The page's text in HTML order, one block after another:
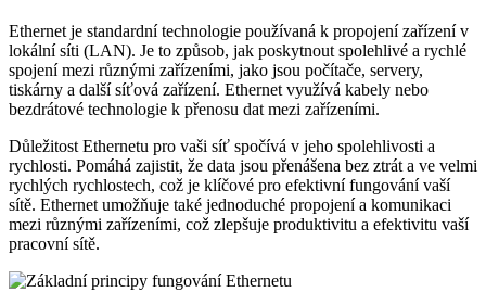
Ethernet je standardní technologie používaná k propojení zařízení v
lokální síti (LAN). Je to způsob, jak poskytnout spolehlivé a rychlé
spojení mezi různými zařízeními, jako jsou počítače, servery,
tiskárny a další síťová zařízení. Ethernet využívá kabely nebo
bezdrátové technologie k přenosu dat mezi zařízeními.
Důležitost Ethernetu pro vaši síť spočívá v jeho spolehlivosti a
rychlosti. Pomáhá zajistit, že data jsou přenášena bez ztrát a ve velmi
rychlých rychlostech, což je klíčové pro efektivní fungování vaší
sítě. Ethernet umožňuje také jednoduché propojení a komunikaci
mezi různými zařízeními, což zlepšuje produktivitu a efektivitu vaší
pracovní sítě.